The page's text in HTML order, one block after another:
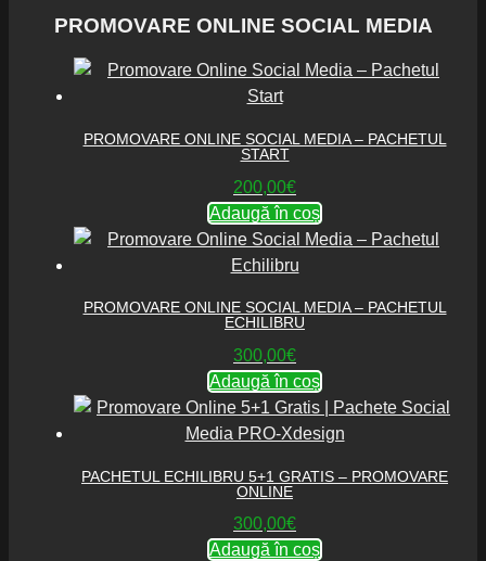
PROMOVARE ONLINE SOCIAL MEDIA
PROMOVARE ONLINE SOCIAL MEDIA – PACHETUL
START
200,00€
Adaugă în coș
PROMOVARE ONLINE SOCIAL MEDIA – PACHETUL
ECHILIBRU
300,00€
Adaugă în coș
PACHETUL ECHILIBRU 5+1 GRATIS – PROMOVARE
ONLINE
300,00€
Adaugă în coș